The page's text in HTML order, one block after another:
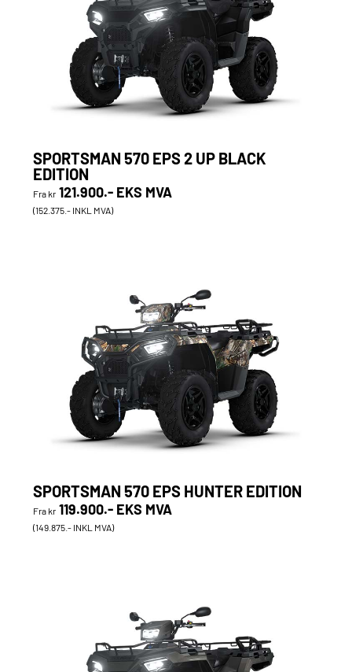
SPORTSMAN 570 EPS 2 UP BLACK
EDITION
Fra kr 121.900.- EKS MVA
(152.375.- INKL MVA)
SPORTSMAN 570 EPS HUNTER EDITION
Fra kr 119.900.- EKS MVA
(149.875.- INKL MVA)